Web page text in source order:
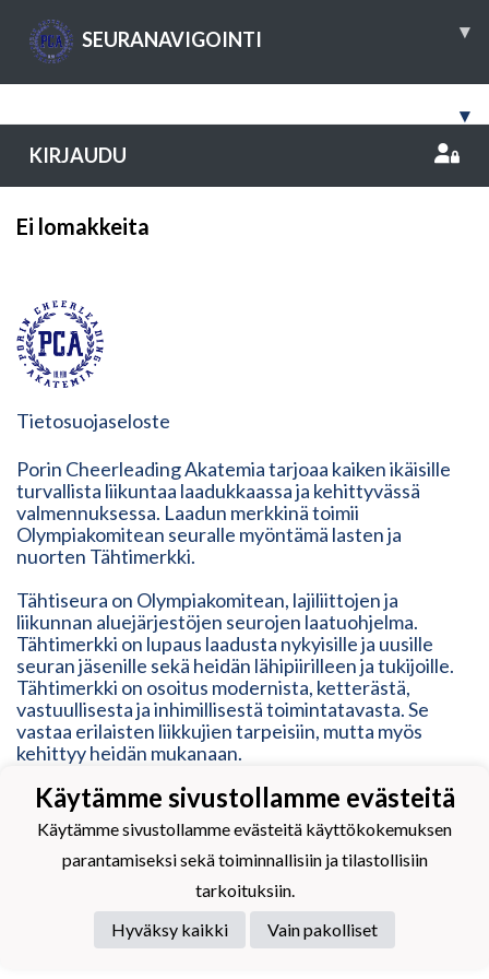
SEURANAVIGOINTI ▾
▾
KIRJAUDU
Ei lomakkeita
Tietosuojaseloste
Porin Cheerleading Akatemia tarjoaa kaiken ikäisille
turvallista liikuntaa laadukkaassa ja kehittyvässä
valmennuksessa. Laadun merkkinä toimii
Olympiakomitean seuralle myöntämä lasten ja
nuorten Tähtimerkki.
Tähtiseura on Olympiakomitean, lajiliittojen ja
liikunnan aluejärjestöjen seurojen laatuohjelma.
Tähtimerkki on lupaus laadusta nykyisille ja uusille
seuran jäsenille sekä heidän lähipiirilleen ja tukijoille.
Tähtimerkki on osoitus modernista, ketterästä,
vastuullisesta ja inhimillisestä toimintatavasta. Se
vastaa erilaisten liikkujien tarpeisiin, mutta myös
kehittyy heidän mukanaan.
Käytämme sivustollamme evästeitä
Käytämme sivustollamme evästeitä käyttökokemuksen
parantamiseksi sekä toiminnallisiin ja tilastollisiin
tarkoituksiin.
Hyväksy kaikki
Vain pakolliset